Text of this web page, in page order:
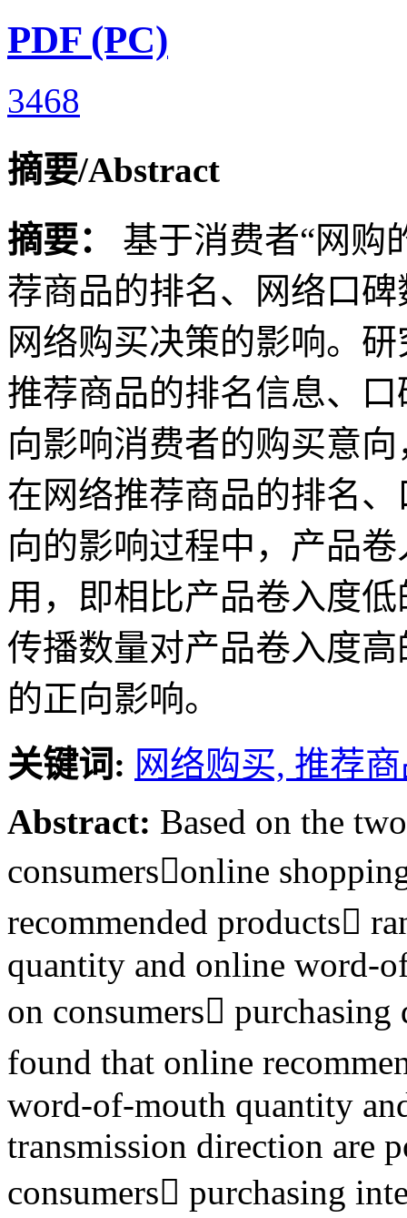
PDF (PC)
3468
摘要/Abstract
摘要： 基于消费者“网购
荐商品的排名、网络口
网络购买决策的影响。
推荐商品的排名信息、
向影响消费者的购买意
在网络推荐商品的排名
向的影响过程中，产品
用，即相比产品卷入度
传播数量对产品卷入度
的正向影响。
关键词: 网络购买, 推荐
Abstract: Based on the
consumersonline
recommended products
quantity and online word-
on consumers
found that online
word-of-mouth quantity
transmission direction are
consumers purchasing